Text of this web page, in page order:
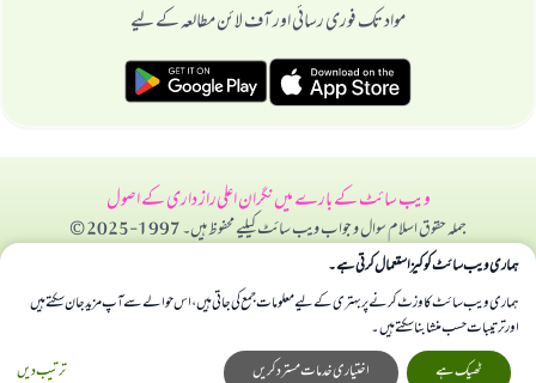
مواد تک فوری رسائی اور آف لائن مطالعہ کے لیے
ویب سائٹ کے بارے میںنگران اعلیراز داری کے اصول
جملہ حقوق اسلام سوال و جواب ویب سائٹ کیلیے محفوظ ہیں۔ 1997-2025 ©
ہماری ویب سائٹ کوکیز استعمال کرتی ہے۔
ہماری ویب سائٹ کا وزٹ کرنے پر بہتری کے لیے معلومات جمع کی جاتی ہیں، اس حوالے سے آپ مزید جان سکتے ہیں
اور ترتیبات حسب منشا بنا سکتے ہیں۔
ترتیب دیں
اختیاری خدمات مسترد کریں ٹھیک ہے